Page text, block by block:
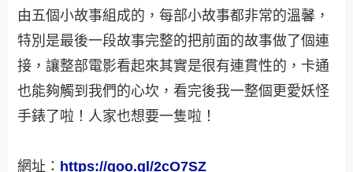
由五個小故事組成的，每部小故事都非常的溫馨，
特別是最後一段故事完整的把前面的故事做了個連
接，讓整部電影看起來其實是很有連貫性的，卡通
也能夠觸到我們的心坎，看完後我一整個更愛妖怪
手錶了啦！人家也想要一隻啦！
網址： https://goo.gl/2cO7SZ